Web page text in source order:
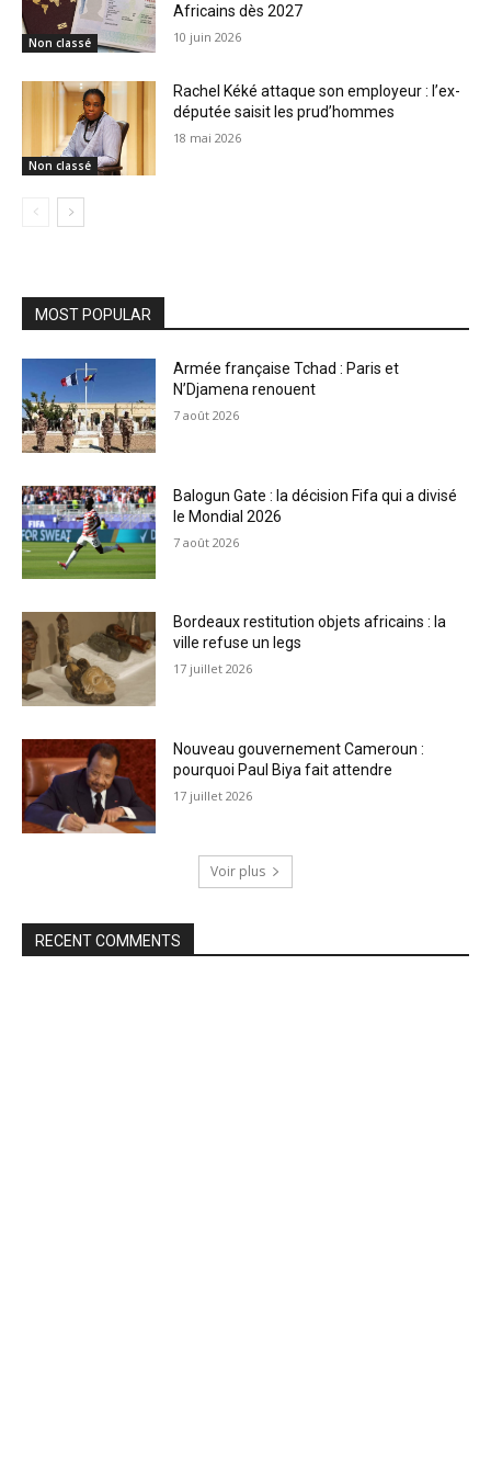
Non classé
Africains dès 2027
10 juin 2026
Non classé
Rachel Kéké attaque son employeur : l’ex-
députée saisit les prud’hommes
18 mai 2026
MOST POPULAR
Armée française Tchad : Paris et
N’Djamena renouent
7 août 2026
Balogun Gate : la décision Fifa qui a divisé
le Mondial 2026
7 août 2026
Bordeaux restitution objets africains : la
ville refuse un legs
17 juillet 2026
Nouveau gouvernement Cameroun :
pourquoi Paul Biya fait attendre
17 juillet 2026
Voir plus
RECENT COMMENTS